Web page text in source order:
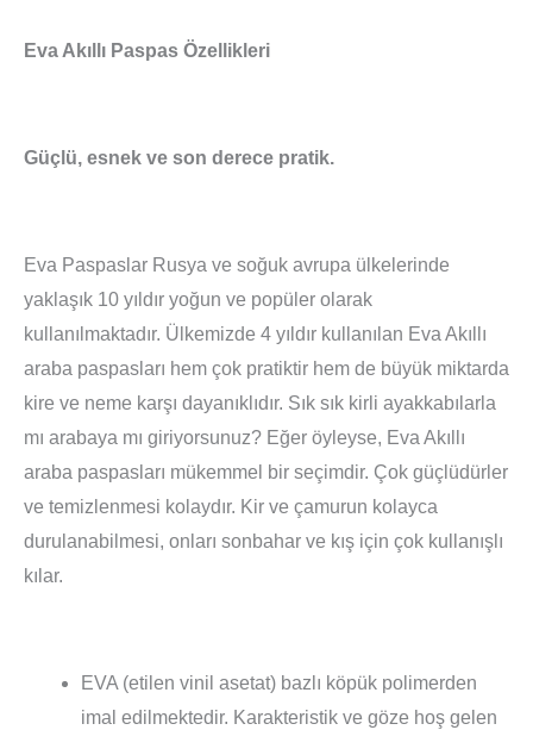
Eva Akıllı Paspas Özellikleri
Güçlü, esnek ve son derece pratik.
Eva Paspaslar Rusya ve soğuk avrupa ülkelerinde
yaklaşık 10 yıldır yoğun ve popüler olarak
kullanılmaktadır. Ülkemizde 4 yıldır kullanılan Eva Akıllı
araba paspasları hem çok pratiktir hem de büyük miktarda
kire ve neme karşı dayanıklıdır. Sık sık kirli ayakkabılarla
mı arabaya mı giriyorsunuz? Eğer öyleyse, Eva Akıllı
araba paspasları mükemmel bir seçimdir. Çok güçlüdürler
ve temizlenmesi kolaydır. Kir ve çamurun kolayca
durulanabilmesi, onları sonbahar ve kış için çok kullanışlı
kılar.
EVA (etilen vinil asetat) bazlı köpük polimerden
imal edilmektedir. Karakteristik ve göze hoş gelen